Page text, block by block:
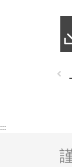
:::